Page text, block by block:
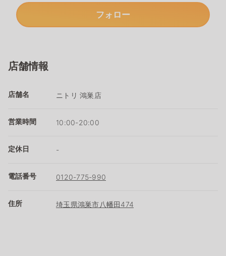
フォロー
店舗情報
店舗名 ニトリ 鴻巣店
営業時間 10:00-20:00
定休日 -
電話番号 0120-775-990
住所 埼玉県鴻巣市八幡田474